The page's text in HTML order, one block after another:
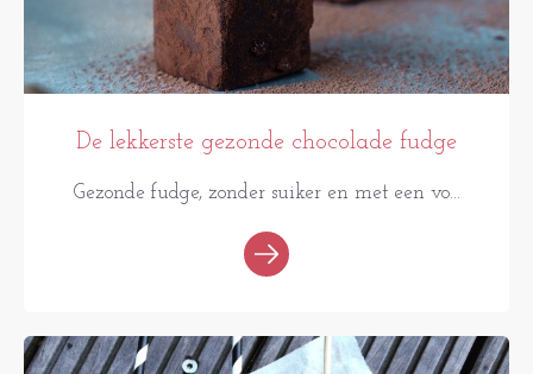
De lekkerste gezonde chocolade fudge
Gezonde fudge, zonder suiker en met een vo...